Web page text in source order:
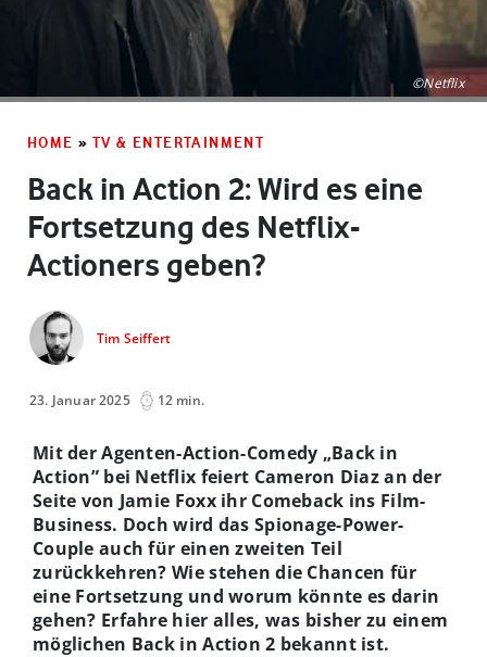
©Netflix
HOME » TV & ENTERTAINMENT
Back in Action 2: Wird es eine
Fortsetzung des Netflix-
Actioners geben?
Tim Seiffert
23. Januar 2025 12 min.
Mit der Agenten-Action-Comedy „Back in
Action” bei Netflix feiert Cameron Diaz an der
Seite von Jamie Foxx ihr Comeback ins Film-
Business. Doch wird das Spionage-Power-
Couple auch für einen zweiten Teil
zurückkehren? Wie stehen die Chancen für
eine Fortsetzung und worum könnte es darin
gehen? Erfahre hier alles, was bisher zu einem
möglichen Back in Action 2 bekannt ist.